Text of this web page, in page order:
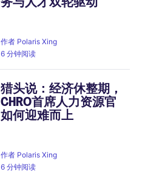
作者 Polaris Xing
6 分钟阅读
猎头说：经济休整期，
CHRO首席人力资源官
如何迎难而上
作者 Polaris Xing
6 分钟阅读